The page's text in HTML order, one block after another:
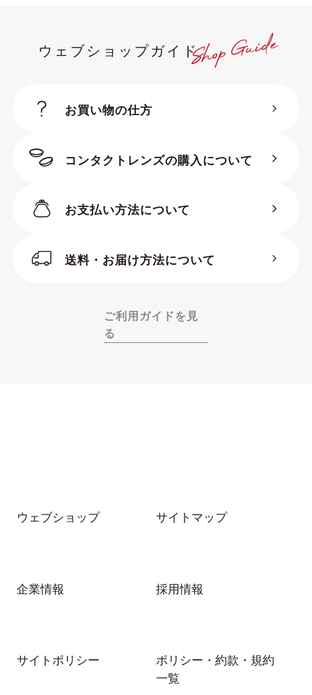
ウェブショップガイド
お買い物の仕方
コンタクトレンズの購入について
お支払い方法について
送料・お届け方法について
ご利用ガイドを見
る
ウェブショップ サイトマップ
企業情報 採用情報
サイトポリシー
ポリシー・約款・規約
一覧